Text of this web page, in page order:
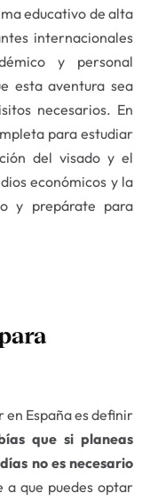
educativo de alta
internacionales
y personal
esta aventura sea
necesarios. En
para estudiar
del visado y el
económicos y la
y prepárate para
en España es definir
que si planeas
no es necesario
a que puedes optar